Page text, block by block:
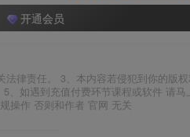
开通会员
律责任。 3、本内容若侵犯到你的版
、如遇到充值付费环节课程或软件 请马
操作 否则和作者 官网 无关